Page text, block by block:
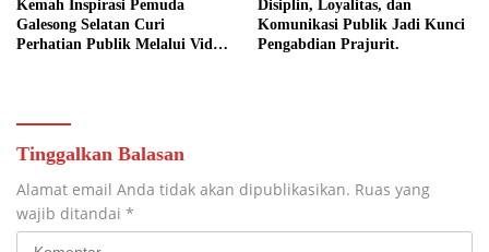
Kemah Inspirasi Pemuda
Galesong Selatan Curi
Perhatian Publik Melalui Video
Disiplin, Loyalitas, dan
Komunikasi Publik Jadi Kunci
Pengabdian Prajurit.
Tinggalkan Balasan
Alamat email Anda tidak akan dipublikasikan. Ruas yang
wajib ditandai *